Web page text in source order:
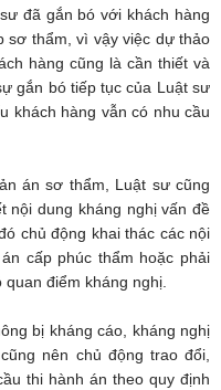
đã gắn bó với khách hàng
sơ thẩm, vì vậy việc dự thảo
hàng cũng là cần thiết và
gắn bó tiếp tục của Luật sư
khách hàng vẫn có nhu cầu
án sơ thẩm, Luật sư cũng
nội dung kháng nghị vấn đề
chủ động khai thác các nội
cấp phúc thẩm hoặc phải
điểm kháng nghị.
bị kháng cáo, kháng nghị
nên chủ động trao đổi,
thi hành án theo quy định